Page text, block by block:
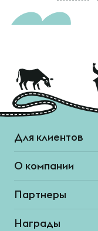
Для клиентов
О компании
Партнеры
Награды